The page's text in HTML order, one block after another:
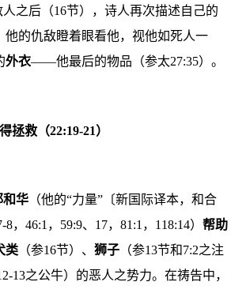
人之后（16节），诗人再次描述自己的
他的仇敌瞪着眼看他，视他如死人一
外衣——他最后的物品（参太27:35）。
拯救（22:19-21）
和华 （他的“力量”〔新国际译本，和合
8，46:1，59:9、17，81:1，118:14） 帮助
类 （参16节）、 狮子 （参13节和7:2之注
13之公牛）的恶人之势力。在祷告中，